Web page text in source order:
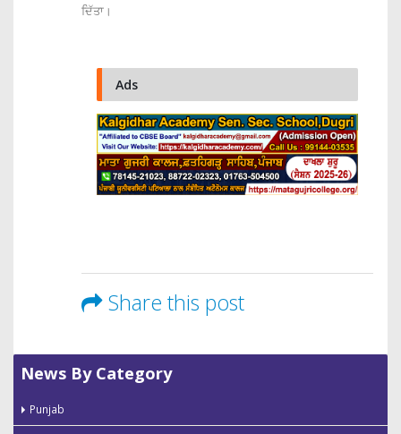
ਦਿੱਤਾ।
Ads
Share this post
News By Category
Punjab